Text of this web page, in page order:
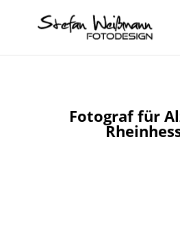
Fotograf für